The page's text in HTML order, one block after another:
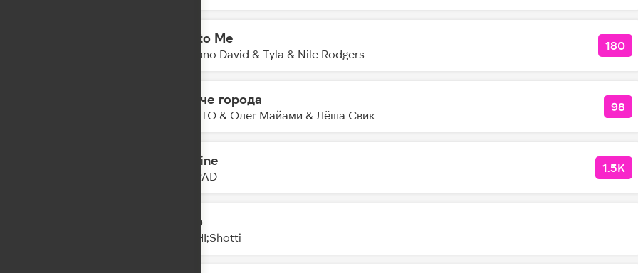
Talk to Me
Damiano David & Tyla & Nile Rodgers
180
Громче города
NILETTO & Олег Майами & Лёша Свик
98
Be Mine
KAMRAD
1.5K
Мало
AMCHI;Shotti